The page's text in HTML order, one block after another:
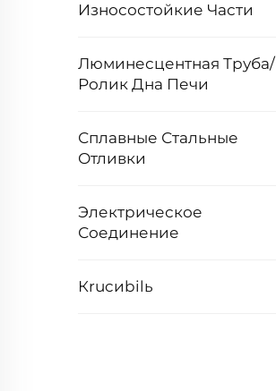
Износостойкие Части
Люминесцентная Труба/
Ролик Дна Печи
Сплавные Стальные
Отливки
Электрическое
Соединение
Кrucиbilь